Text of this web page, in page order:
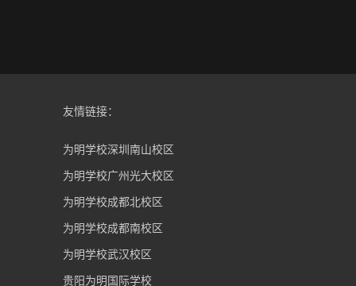
友情链接：
为明学校深圳南山校区
为明学校广州光大校区
为明学校成都北校区
为明学校成都南校区
为明学校武汉校区
贵阳为明国际学校